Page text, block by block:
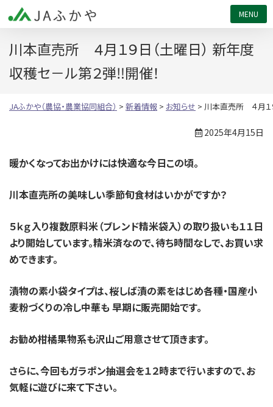
川本直売所 ４月１９日（土曜日） 新年度
収穫セ－ル第２弾‼開催！
JAふかや（農協・農業協同組合） > 新着情報 > お知らせ > 川本直売所 ４月１
2025年4月15日
暖かくなってお出かけには快適な今日この頃。
川本直売所の美味しい季節旬食材はいかがですか？
５ｋｇ入り複数原料米（ブレンド精米袋入）の取り扱いも１１日
より開始しています。精米済なので、待ち時間なしで、お買い求
めできます。
漬物の素小袋タイプは、桜しば漬の素をはじめ各種・国産小
麦粉づくりの冷し中華も 早期に販売開始です。
お勧め柑橘果物系も沢山ご用意させて頂きます。
さらに、今回もガラポン抽選会を１２時まで行いますので、お
気軽に遊びに来て下さい。